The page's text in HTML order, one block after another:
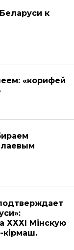
к
«корифей
ХХХІ Мінскую
кірмаш.